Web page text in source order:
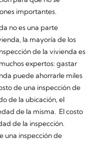
importantes.
no es una parte
la mayoría de los
de la vivienda es
expertos: gastar
puede ahorrarle miles
de una inspección de
de la ubicación, el
de la misma. El costo
de la inspección.
una inspección de